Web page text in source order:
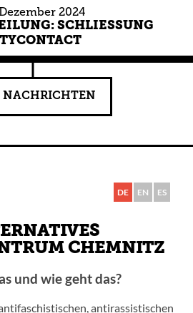
2024
SCHLIESSUNG C
NACHRICHTEN
DE EN ES
CHEMNITZ
und wie geht das?
antirassistischen